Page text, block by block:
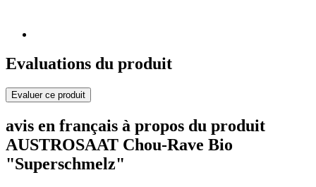
Evaluations du produit
Evaluer ce produit
avis en français à propos du produit
AUSTROSAAT Chou-Rave Bio
"Superschmelz"